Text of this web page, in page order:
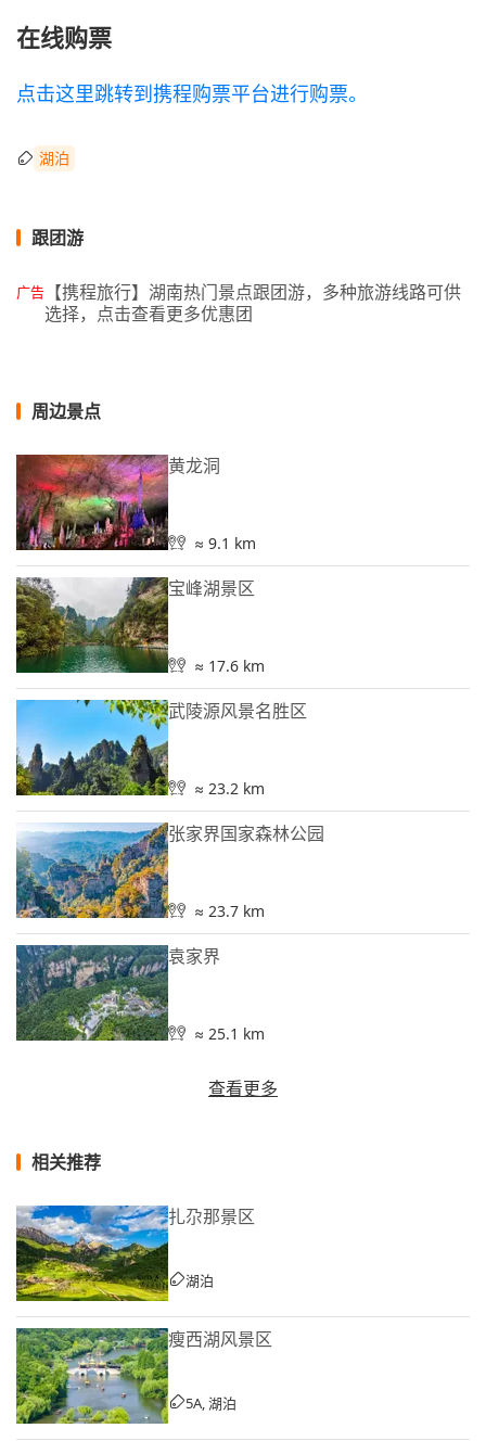
在线购票
点击这里跳转到携程购票平台进行购票。
湖泊
跟团游
广告 【携程旅行】湖南热门景点跟团游，多种旅游线路可供
选择，点击查看更多优惠团
周边景点
黄龙洞
≈ 9.1 km
宝峰湖景区
≈ 17.6 km
武陵源风景名胜区
≈ 23.2 km
张家界国家森林公园
≈ 23.7 km
袁家界
≈ 25.1 km
查看更多
相关推荐
扎尕那景区
湖泊
瘦西湖风景区
5A, 湖泊